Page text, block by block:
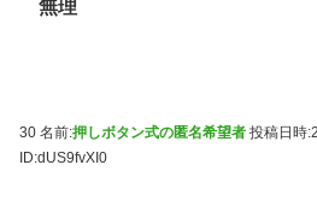
無理
30 名前:押しボタン式の匿名希望者 投稿日時
ID:dUS9fvXI0